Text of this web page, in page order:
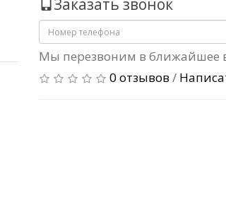
Заказать звонок
Мы перезвоним в ближайшее
0 отзывов /